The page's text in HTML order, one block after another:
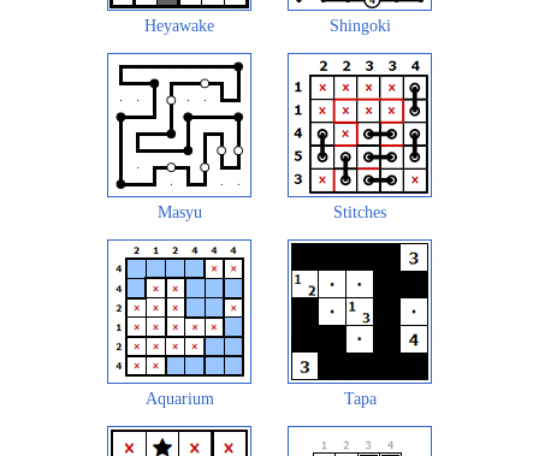
Heyawake Shingoki
Masyu Stitches
Aquarium Tapa